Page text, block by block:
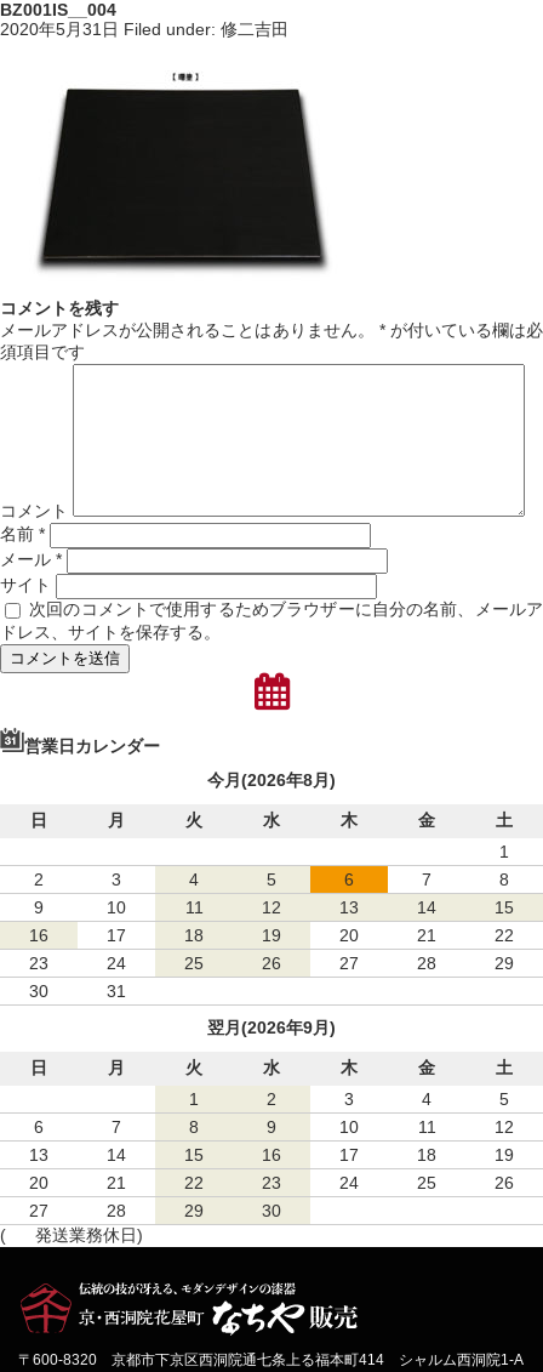
BZ001IS__004
2020年5月31日 Filed under: 修二吉田
コメントを残す
メールアドレスが公開されることはありません。
*が付いている欄は必
須項目です
コメント
名前 *
メール *
サイト
次回のコメントで使用するためブラウザーに自分の名前、メールア
ドレス、サイトを保存する。
営業日カレンダー
今月(2026年8月)
日 月 火 水 木 金
土
1
2
3 4 5 6 7
8
9
10 11 12 13 14
15
16
17 18 19 20 21
22
23
24 25 26 27 28
29
30
31
翌月(2026年9月)
日 月 火 水 木 金
土
1
2 3 4
5
6
7 8 9 10 11
12
13
14 15 16 17 18
19
20
21 22 23 24 25
26
27
28 29
30
(
発送業務休日)
〒600-8320 京都市下京区西洞院通七条上る福本町414 シャルム西洞院1-A